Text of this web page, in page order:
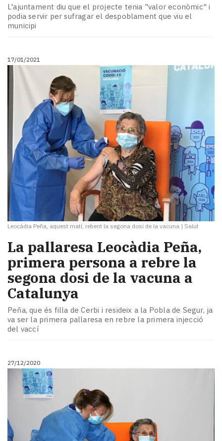
L'ajuntament diu que el projecte tenia "valor econòmic" i
podia servir per sufragar el despoblament que viu el
municipi
17/01/2021
Leocàdia Peña, aquest matí, rebent la segona dosi de la vacuna | Salut
La pallaresa Leocàdia Peña,
primera persona a rebre la
segona dosi de la vacuna a
Catalunya
Peña, que és filla de Cerbi i resideix a la Pobla de Segur, ja
va ser la primera pallaresa en rebre la primera injecció
del vaccí
27/12/2020